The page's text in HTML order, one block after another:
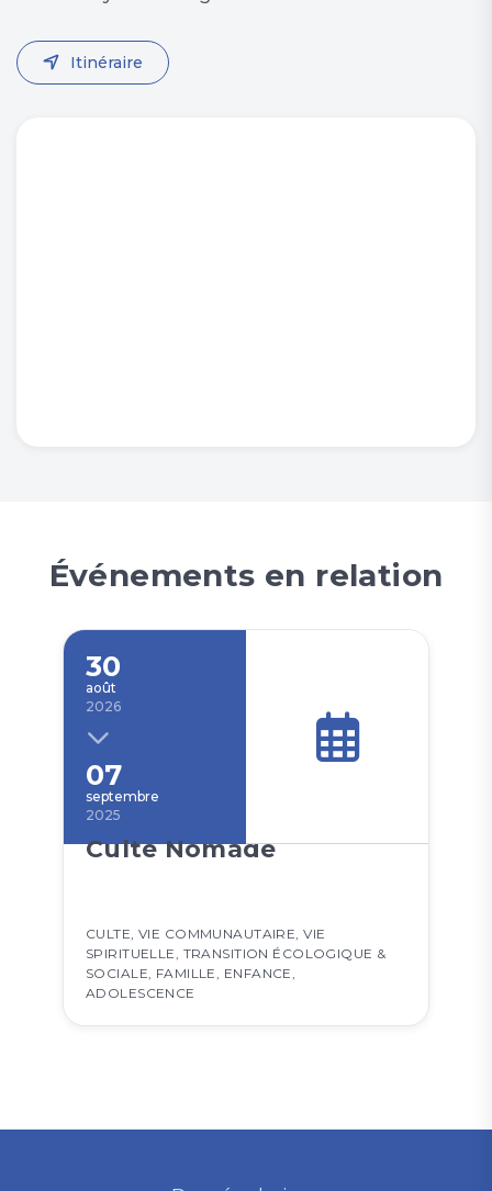
Itinéraire
Événements en relation
30
août
2026
07
septembre
2025
Culte Nomade
CULTE,VIE COMMUNAUTAIRE,VIE
SPIRITUELLE, TRANSITION ÉCOLOGIQUE &
SOCIALE, FAMILLE, ENFANCE,
ADOLESCENCE